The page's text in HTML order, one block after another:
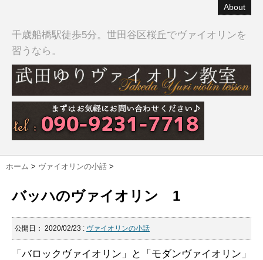
About
千歳船橋駅徒歩5分。世田谷区桜丘でヴァイオリンを
習うなら。
ホーム > ヴァイオリンの小話 >
バッハのヴァイオリン 1
公開日： 2020/02/23 : ヴァイオリンの小話
「バロックヴァイオリン」と「モダンヴァイオリン」